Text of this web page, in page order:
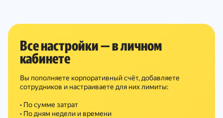
Все настройки — в личном
кабинете
Вы пополняете корпоративный счёт, добавляете
сотрудников и настраиваете для них лимиты:
• По сумме затрат
• По дням недели и времени